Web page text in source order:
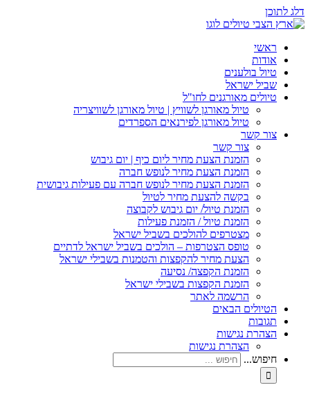
דלג לתוכן
ראשי
אודות
טיול בולענים
שביל ישראל
טיולים מאורגנים לחו"ל
טיול מאורגן לשוויץ | טיול מאורגן לשוויצריה
טיול מאורגן לפירנאים הספרדים
צור קשר
צור קשר
הזמנת הצעת מחיר ליום כיף | יום גיבוש
הזמנת הצעת מחיר לנופש חברה
הזמנת הצעת מחיר לנופש חברה עם פעילות גיבושית
בקשה להצעת מחיר לטיול
הזמנת טיול/ יום גיבוש לקבוצה
הזמנת טיול / הזמנת פעילות
מצטרפים להולכים בשביל ישראל
טופס הצטרפות – הולכים בשביל ישראל לדתיים
הצעת מחיר להקפצות והטמנות בשבילי ישראל
הזמנת הקפצה/ נסיעה
הזמנת הקפצות בשבילי ישראל
הרשמה לאתר
הטיולים הבאים
תגובות
הצהרת נגישות
הצהרת נגישות
חיפוש...